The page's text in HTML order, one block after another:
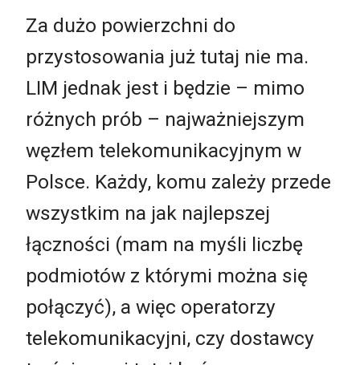
Za dużo powierzchni do
przystosowania już tutaj nie ma.
LIM jednak jest i będzie – mimo
różnych prób – najważniejszym
węzłem telekomunikacyjnym w
Polsce. Każdy, komu zależy przede
wszystkim na jak najlepszej
łączności (mam na myśli liczbę
podmiotów z którymi można się
połączyć), a więc operatorzy
telekomunikacyjni, czy dostawcy